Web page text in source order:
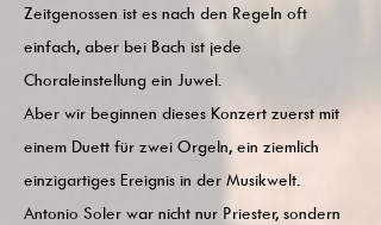
Zeitgenossen ist es nach den Regeln oft
einfach, aber bei Bach ist jede
Choraleinstellung ein Juwel.
Aber wir beginnen dieses Konzert zuerst mit
einem Duett für zwei Orgeln, ein ziemlich
einzigartiges Ereignis in der Musikwelt.
Antonio Soler war nicht nur Priester, sondern